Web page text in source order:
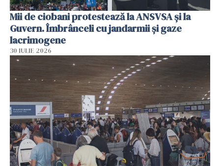
Mii de ciobani protestează la ANSVSA și la
Guvern. Îmbrânceli cu jandarmii și gaze
lacrimogene
30 IULIE 2026